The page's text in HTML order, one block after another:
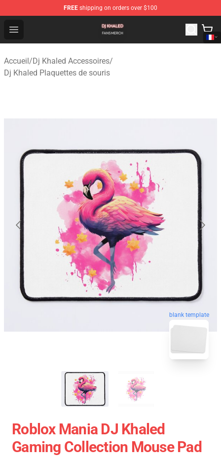
FREE shipping on orders over $100
Open menu
Dj Khaled Shop - Official Dj Khaled Merchandise Store
Accueil/Dj Khaled Accessoires/
Dj Khaled Plaquettes de souris
blank template
Roblox Mania DJ Khaled
Gaming Collection Mouse Pad